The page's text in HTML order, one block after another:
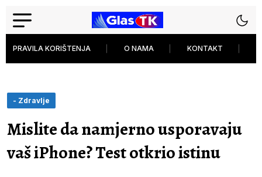
PRAVILA KORIŠTENJA O NAMA KONTAKT
- Zdravlje
Mislite da namjerno usporavaju
vaš iPhone? Test otkrio istinu